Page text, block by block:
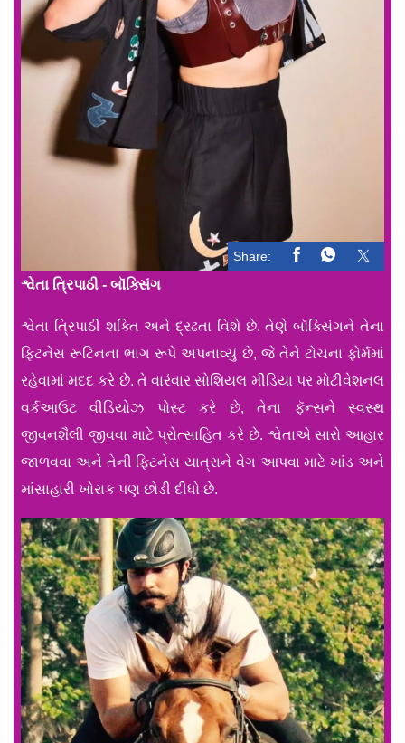
Share:
શ્વેતા ત્રિપાઠી - બૉક્સિંગ
શ્વેતા ત્રિપાઠી શક્તિ અને દ્રઢતા વિશે છે. તેણે બૉક્સિંગને તેના
ફિટનેસ રૂટિનના ભાગ રૂપે અપનાવ્યું છે, જે તેને ટોચના ફોર્મમાં
રહેવામાં મદદ કરે છે. તે વારંવાર સોશિયલ મીડિયા પર મોટીવેશનલ
વર્કઆઉટ વીડિયોઝ પોસ્ટ કરે છે, તેના ફૅન્સને સ્વસ્થ
જીવનશૈલી જીવવા માટે પ્રોત્સાહિત કરે છે. શ્વેતાએ સારો આહાર
જાળવવા અને તેની ફિટનેસ યાત્રાને વેગ આપવા માટે ખાંડ અને
માંસાહારી ખોરાક પણ છોડી દીધો છે.